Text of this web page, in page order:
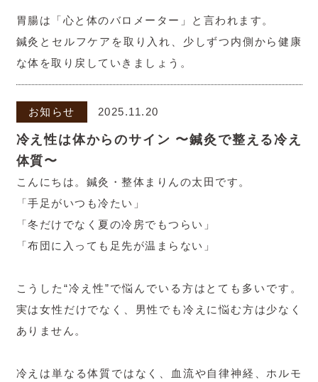
胃腸は「心と体のバロメーター」と言われます。
鍼灸とセルフケアを取り入れ、少しずつ内側から健康
な体を取り戻していきましょう。
お知らせ 2025.11.20
冷え性は体からのサイン 〜鍼灸で整える冷え
体質〜
こんにちは。鍼灸・整体まりんの太田です。
「手足がいつも冷たい」
「冬だけでなく夏の冷房でもつらい」
「布団に入っても足先が温まらない」
こうした“冷え性”で悩んでいる方はとても多いです。
実は女性だけでなく、男性でも冷えに悩む方は少なく
ありません。
冷えは単なる体質ではなく、血流や自律神経、ホルモ